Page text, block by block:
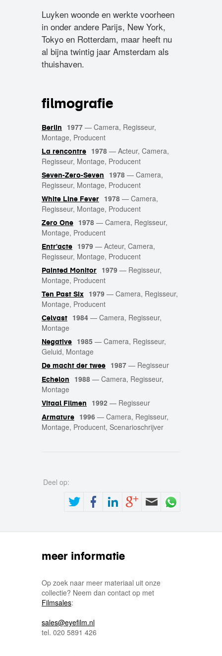
Luyken woonde en werkte voorheen
in onder andere Parijs, New York,
Tokyo en Rotterdam, maar heeft nu
al bijna twintig jaar Amsterdam als
thuishaven.
filmografie
Berlin 1977 — Camera, Regisseur,
Montage, Producent
La rencontre 1978 — Acteur, Camera,
Regisseur, Montage, Producent
Seven-Zero-Seven 1978 — Camera,
Regisseur, Montage, Producent
White Line Fever 1978 — Camera,
Regisseur, Montage, Producent
Zero One 1978 — Camera, Regisseur,
Montage, Producent
Entr'acte 1979 — Acteur, Camera,
Regisseur, Montage, Producent
Painted Monitor 1979 — Regisseur,
Montage, Producent
Ten Past Six 1979 — Camera, Regisseur,
Montage, Producent
Celvast 1984 — Camera, Regisseur,
Montage
Negative 1985 — Camera, Regisseur,
Geluid, Montage
De macht der twee 1987 — Regisseur
Echelon 1988 — Camera, Regisseur,
Montage
Vitaal Filmen 1992 — Regisseur
Armature 1996 — Camera, Regisseur,
Montage, Producent, Scenarioschrijver
Deel op:
meer informatie
Op zoek naar meer materiaal uit onze
collectie? Neem dan contact op met
Filmsales:
sales@eyefilm.nl
tel. 020 5891 426